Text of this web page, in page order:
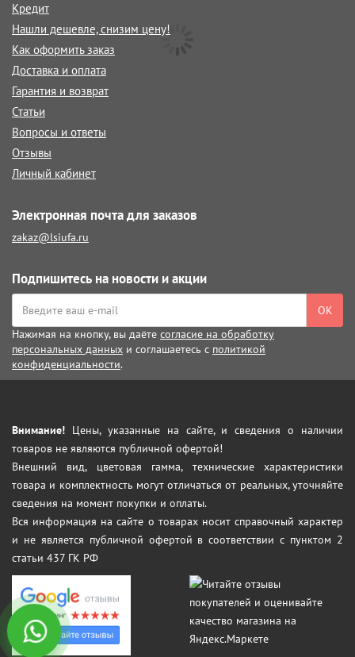
Кредит
Нашли дешевле, снизим цену!
Как оформить заказ
Доставка и оплата
Гарантия и возврат
Статьи
Вопросы и ответы
Отзывы
Личный кабинет
Электронная почта для заказов
zakaz@lsiufa.ru
Подпишитесь на новости и акции
ОК
Нажимая на кнопку, вы даёте согласие на обработку
персональных данных и соглашаетесь с политикой
конфиденциальности.
Внимание! Цены, указанные на сайте, и сведения о наличии
товаров не являются публичной офертой!
Внешний вид, цветовая гамма, технические характеристики
товара и комплектность могут отличаться от реальных, уточняйте
сведения на момент покупки и оплаты.
Вся информация на сайте о товарах носит справочный характер
и не является публичной офертой в соответствии с пунктом 2
статьи 437 ГК РФ